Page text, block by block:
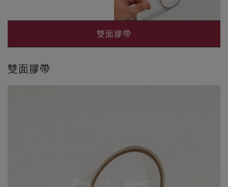
雙面膠帶
雙面膠帶